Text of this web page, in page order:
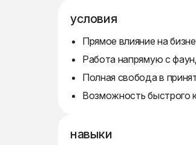
условия
Прямое влияние на
Работа напрямую с
Полная свобода в
Возможность быстрого
навыки